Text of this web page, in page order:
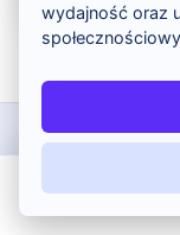
Treści pochodzą z
chronioną należącą do
są dynamiczne.
czasowych.
wydajność oraz